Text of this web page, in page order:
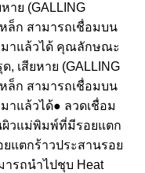
าย (GALLING
ล็ก สามารถเชื่อมบน
มาแล้วได้ คุณลักษณะ
เสียหาย (GALLING
ล็ก สามารถเชื่อมบน
าแล้วได้● ลวดเชื่อม
ผิวแม่พิมพ์ที่มีรอยแตก
แตกร้าวประสานรอย
ารถนำไปชุบ Heat